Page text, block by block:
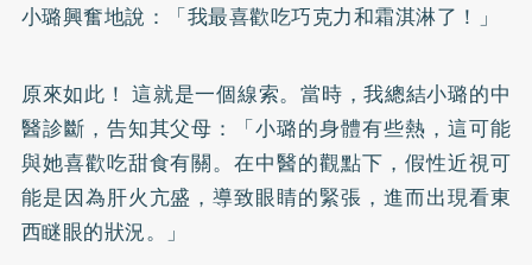
小璐興奮地說：「我最喜歡吃巧克力和霜淇淋了！」
原來如此！ 這就是一個線索。當時，我總結小璐的中
醫診斷，告知其父母：「小璐的身體有些熱，這可能
與她喜歡吃甜食有關。在中醫的觀點下，假性近視可
能是因為肝火亢盛，導致眼睛的緊張，進而出現看東
西瞇眼的狀況。」